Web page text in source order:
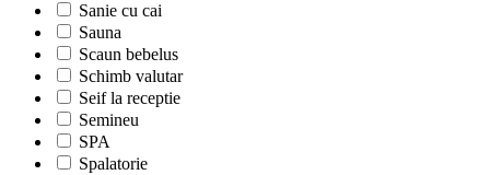
Sanie cu cai
Sauna
Scaun bebelus
Schimb valutar
Seif la receptie
Semineu
SPA
Spalatorie